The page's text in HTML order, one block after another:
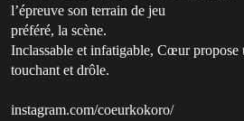
l’épreuve son terrain de jeu
préféré, la scène.
Inclassable et infatigable, Cœur propose
touchant et drôle.
instagram.com/coeurkokoro/